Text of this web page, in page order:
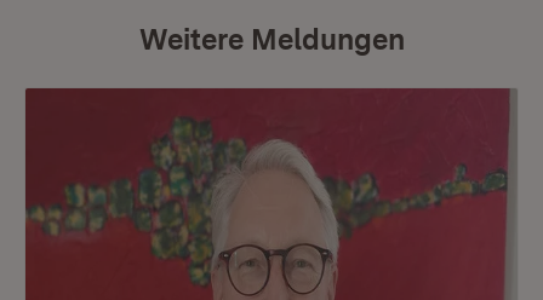
Weitere Meldungen